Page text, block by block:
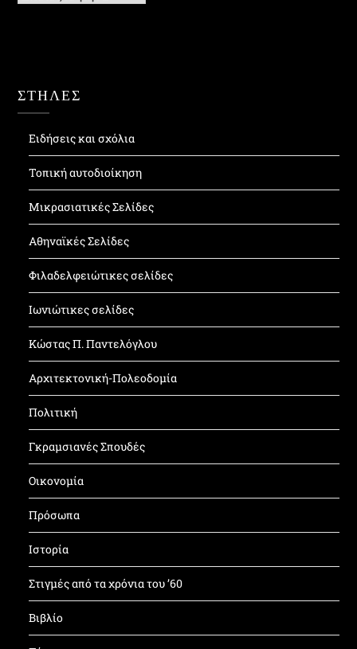
ΣΤΗΛΕΣ
Ειδήσεις και σχόλια
Τοπική αυτοδιοίκηση
Μικρασιατικές Σελίδες
Αθηναϊκές Σελίδες
Φιλαδελφειώτικες σελίδες
Ιωνιώτικες σελίδες
Κώστας Π. Παντελόγλου
Αρχιτεκτονική-Πολεοδομία
Πολιτική
Γκραμσιανές Σπουδές
Οικονομία
Πρόσωπα
Ιστορία
Στιγμές από τα χρόνια του ’60
Βιβλίο